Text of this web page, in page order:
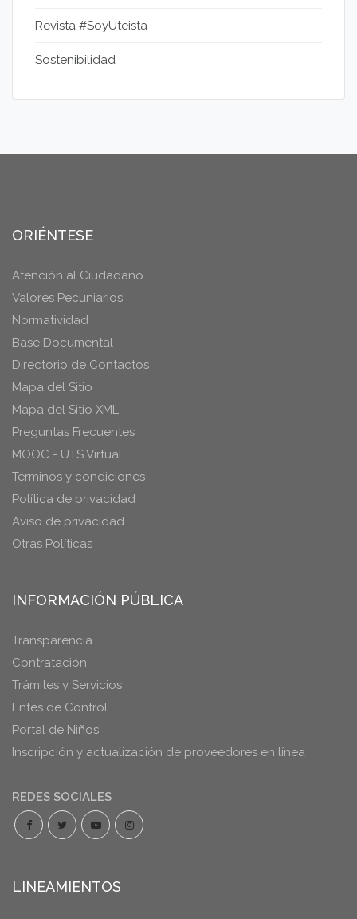
Revista #SoyUteista
Sostenibilidad
ORIÉNTESE
Atención al Ciudadano
Valores Pecuniarios
Normatividad
Base Documental
Directorio de Contactos
Mapa del Sitio
Mapa del Sitio XML
Preguntas Frecuentes
MOOC - UTS Virtual
Términos y condiciones
Política de privacidad
Aviso de privacidad
Otras Políticas
INFORMACIÓN PÚBLICA
Transparencia
Contratación
Trámites y Servicios
Entes de Control
Portal de Niños
Inscripción y actualización de proveedores en línea
REDES SOCIALES
LINEAMIENTOS